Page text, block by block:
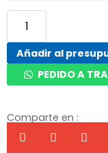
Añadir al
PEDIDO A
Comparte en :